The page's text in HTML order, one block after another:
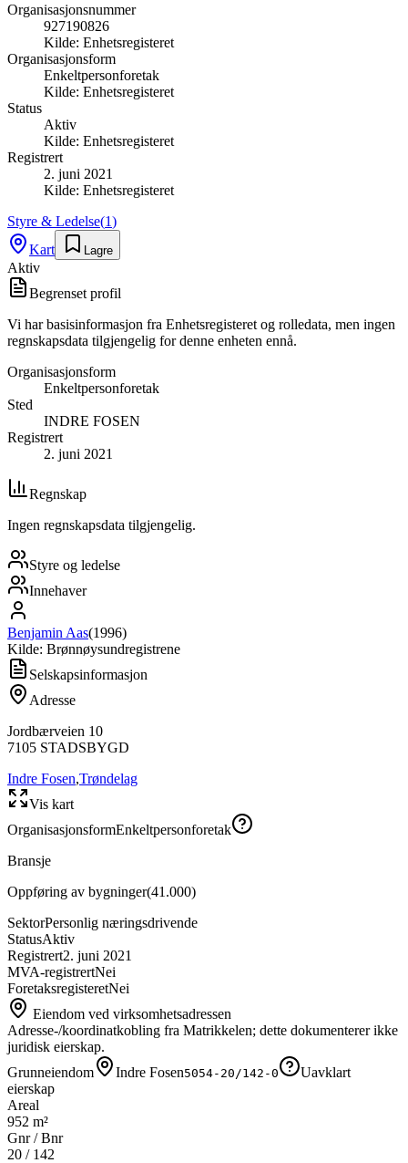
Organisasjonsnummer
927190826
Kilde: Enhetsregisteret
Organisasjonsform
Enkeltpersonforetak
Kilde: Enhetsregisteret
Status
Aktiv
Kilde: Enhetsregisteret
Registrert
2. juni 2021
Kilde: Enhetsregisteret
Styre & Ledelse(1)
Kart
Lagre
Aktiv
Begrenset profil
Vi har basisinformasjon fra Enhetsregisteret og rolledata, men ingen
regnskapsdata tilgjengelig for denne enheten ennå.
Organisasjonsform
Enkeltpersonforetak
Sted
INDRE FOSEN
Registrert
2. juni 2021
Regnskap
Ingen regnskapsdata tilgjengelig.
Styre og ledelse
Innehaver
Benjamin Aas(1996)
Kilde: Brønnøysundregistrene
Selskapsinformasjon
Adresse
Jordbærveien 10
7105 STADSBYGD
Indre Fosen,Trøndelag
Vis kart
OrganisasjonsformEnkeltpersonforetak
Bransje
Oppføring av bygninger(41.000)
SektorPersonlig næringsdrivende
StatusAktiv
Registrert2. juni 2021
MVA-registrertNei
ForetaksregisteretNei
Eiendom ved virksomhetsadressen
Adresse-/koordinatkobling fra Matrikkelen; dette dokumenterer ikke
juridisk eierskap.
Grunneiendom
Indre Fosen5054-20/142-0
Uavklart
eierskap
Areal
952 m²
Gnr / Bnr
20 / 142